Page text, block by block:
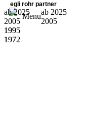
egli rohr partner
Menu
ab 2025
2005
1995
1972
ab 2025
2005
1995
1972